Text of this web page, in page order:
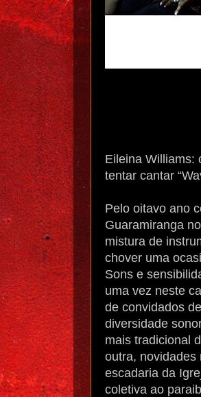
Eileina Williams:
tentar cantar
Pelo oitavo ano
Guaramiranga
mistura de
chover uma
Sons e
uma vez neste
de convidados
diversidade
mais tradicional
outra, novidades
escadaria da
coletiva ao